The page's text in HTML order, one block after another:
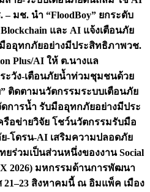
– มช. นำ “FloodBoy” ยกระดับ
และ AI แจ้งเตือนภัย
ออุทกภัยอย่างมีประสิทธิภาพวช.
Plus/AI ให้ ต.นางแล
ระวัง-เตือนภัยน้ำท่วมชุมชนด้วย
ติดตามนวัตกรรมระบบเตือนภัย
การน้ำ รับมืออุทกภัยอย่างมีประ
รือข่ายวิจัย โชว์นวัตกรรมรับมือ
-โดรน-AI เสริมความปลอดภัย
ร่วมเป็นส่วนหนึ่งของงาน Social
2026) มหกรรมด้านการพัฒนา
สิงหาคมนี้ ณ อิมแพ็ค เมือง